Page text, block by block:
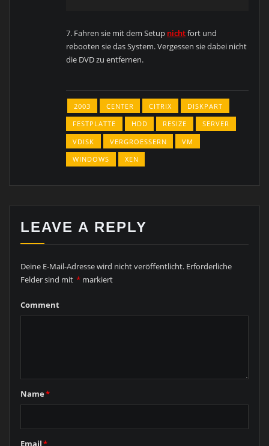
7. Fahren sie mit dem Setup nichtfort und
rebooten sie das System. Vergessen sie dabei nicht
die DVD zu entfernen.
2003 CENTER CITRIX
DISKPART
FESTPLATTE
HDD RESIZE
SERVER
VDISK
VERGROESSERN
VM
WINDOWS
XEN
LEAVE A REPLY
Deine E-Mail-Adresse wird nicht veröffentlicht. Erforderliche
Felder sind mit * markiert
Comment
Name*
Email*